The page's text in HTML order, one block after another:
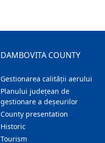
DAMBOVITA COUNTY
Gestionarea calității aerului
Planului județean de
gestionare a deșeurilor
County presentation
Historic
Tourism